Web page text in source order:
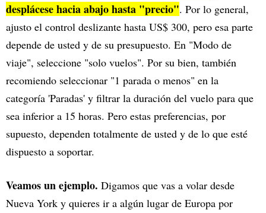
desplácese hacia abajo hasta "precio". Por lo general,
ajusto el control deslizante hasta US$ 300, pero esa parte
depende de usted y de su presupuesto. En "Modo de
viaje", seleccione "solo vuelos". Por su bien, también
recomiendo seleccionar "1 parada o menos" en la
categoría 'Paradas' y filtrar la duración del vuelo para que
sea inferior a 15 horas. Pero estas preferencias, por
supuesto, dependen totalmente de usted y de lo que esté
dispuesto a soportar.
Veamos un ejemplo. Digamos que vas a volar desde
Nueva York y quieres ir a algún lugar de Europa por